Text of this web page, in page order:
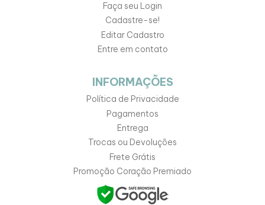
Faça seu Login
Cadastre-se!
Editar Cadastro
Entre em contato
INFORMAÇÕES
Política de Privacidade
Pagamentos
Entrega
Trocas ou Devoluções
Frete Grátis
Promoção Coração Premiado